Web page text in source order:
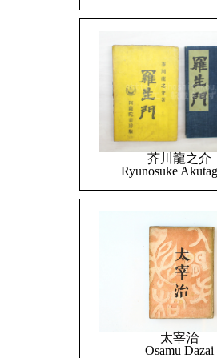
芥川龍之介
Ryunosuke
太宰治
Osamu Dazai